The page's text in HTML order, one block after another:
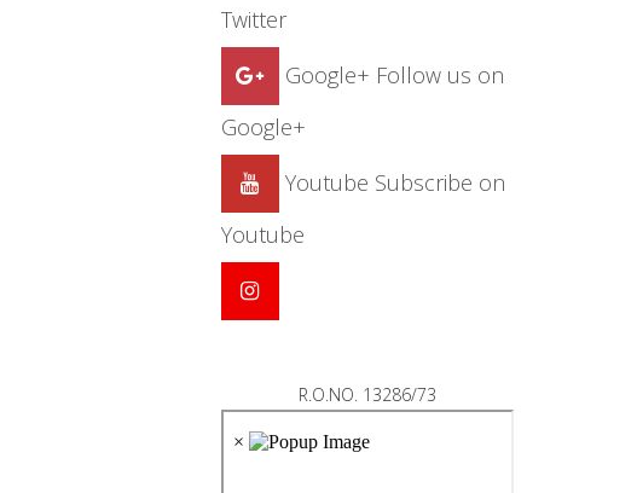
Twitter
Google+ Follow us on
Google+
Youtube Subscribe on
Youtube
R.O.NO. 13286/73